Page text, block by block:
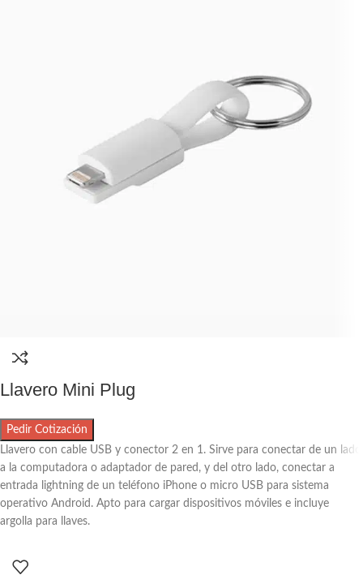
Llavero Mini Plug
Pedir Cotización
Llavero con cable USB y conector 2 en 1. Sirve para conectar de un lado
a la computadora o adaptador de pared, y del otro lado, conectar a
entrada lightning de un teléfono iPhone o micro USB para sistema
operativo Android. Apto para cargar dispositivos móviles e incluye
argolla para llaves.